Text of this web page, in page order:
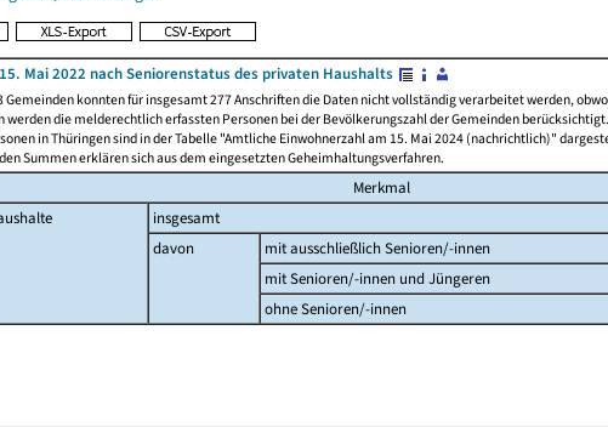
Mai 2022 nach Seniorenstatus des privaten Haushalts
Gemeinden konnten für insgesamt 277 Anschriften die Daten nicht vollständig verarbeitet werden,
werden die melderechtlich erfassten Personen bei der Bevölkerungszahl der Gemeinden
in Thüringen sind in der Tabelle "Amtliche Einwohnerzahl am 15. Mai 2024 (nachrichtlich)"
Summen erklären sich aus dem eingesetzten Geheimhaltungsverfahren.
Merkmal
insgesamt
davon
mit ausschließlich Senioren/-innen
mit Senioren/-innen und Jüngeren
ohne Senioren/-innen